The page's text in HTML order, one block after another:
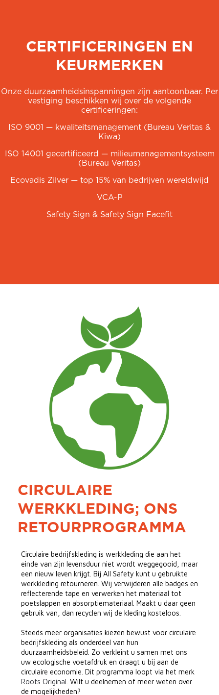
CERTIFICERINGEN EN
KEURMERKEN
Onze duurzaamheidsinspanningen zijn aantoonbaar. Per
vestiging beschikken wij over de volgende
certificeringen:
ISO 9001 — kwaliteitsmanagement (Bureau Veritas &
Kiwa)
ISO 14001 gecertificeerd — milieumanagementsysteem
(Bureau Veritas)
Ecovadis Zilver — top 15% van bedrijven wereldwijd
VCA-P
Safety Sign & Safety Sign Facefit
CIRCULAIRE
WERKKLEDING; ONS
RETOURPROGRAMMA
Circulaire bedrijfskleding is werkkleding die aan het
einde van zijn levensduur niet wordt weggegooid, maar
een nieuw leven krijgt. Bij All Safety kunt u gebruikte
werkkleding retourneren. Wij verwijderen alle badges en
reflecterende tape en verwerken het materiaal tot
poetslappen en absorptiemateriaal. Maakt u daar geen
gebruik van, dan recyclen wij de kleding kosteloos.
Steeds meer organisaties kiezen bewust voor circulaire
bedrijfskleding als onderdeel van hun
duurzaamheidsbeleid. Zo verkleint u samen met ons
uw ecologische voetafdruk en draagt u bij aan de
circulaire economie. Dit programma loopt via het merk
Roots Original . Wilt u deelnemen of meer weten over
de mogelijkheden?